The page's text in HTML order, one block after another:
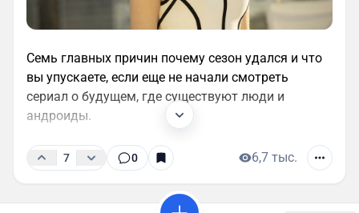
Семь главных причин почему сезон удался и что
вы упускаете, если еще не начали смотреть
сериал о будущем, где существуют люди и
андроиды.
7 0 6,7 тыс.